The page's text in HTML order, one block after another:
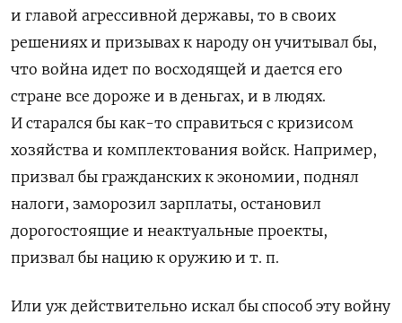
и главой агрессивной державы, то в своих
решениях и призывах к народу он учитывал бы,
что война идет по восходящей и дается его
стране все дороже и в деньгах, и в людях.
И старался бы как-то справиться с кризисом
хозяйства и комплектования войск. Например,
призвал бы гражданских к экономии, поднял
налоги, заморозил зарплаты, остановил
дорогостоящие и неактуальные проекты,
призвал бы нацию к оружию и т. п.
Или уж действительно искал бы способ эту войну